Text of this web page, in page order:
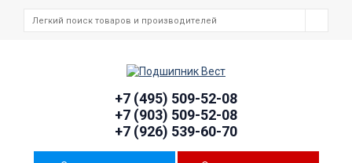
+7 (495) 509-52-08
+7 (903) 509-52-08
+7 (926) 539-60-70